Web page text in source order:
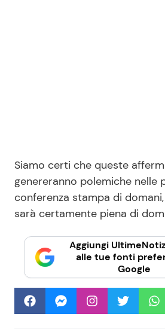
Siamo certi che queste
genereranno polemiche nelle
conferenza stampa di
sarà certamente piena di
Aggiungi
alle tue fonti
Google